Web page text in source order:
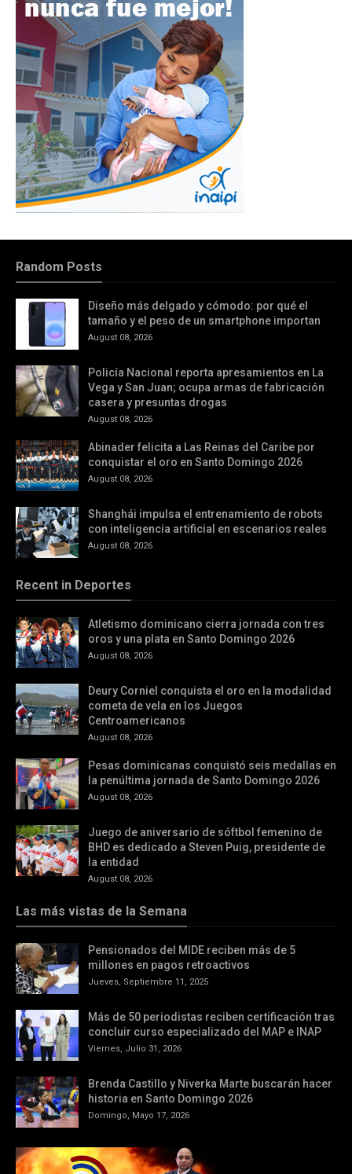
Random Posts
Diseño más delgado y cómodo: por qué el
tamaño y el peso de un smartphone importan
August 08, 2026
Policía Nacional reporta apresamientos en La
Vega y San Juan; ocupa armas de fabricación
casera y presuntas drogas
August 08, 2026
Abinader felicita a Las Reinas del Caribe por
conquistar el oro en Santo Domingo 2026
August 08, 2026
Shanghái impulsa el entrenamiento de robots
con inteligencia artificial en escenarios reales
August 08, 2026
Recent in Deportes
Atletismo dominicano cierra jornada con tres
oros y una plata en Santo Domingo 2026
August 08, 2026
Deury Corniel conquista el oro en la modalidad
cometa de vela en los Juegos
Centroamericanos
August 08, 2026
Pesas dominicanas conquistó seis medallas en
la penúltima jornada de Santo Domingo 2026
August 08, 2026
Juego de aniversario de sóftbol femenino de
BHD es dedicado a Steven Puig, presidente de
la entidad
August 08, 2026
Las más vistas de la Semana
Pensionados del MIDE reciben más de 5
millones en pagos retroactivos
Jueves, Septiembre 11, 2025
Más de 50 periodistas reciben certificación tras
concluir curso especializado del MAP e INAP
Viernes, Julio 31, 2026
Brenda Castillo y Niverka Marte buscarán hacer
historia en Santo Domingo 2026
Domingo, Mayo 17, 2026